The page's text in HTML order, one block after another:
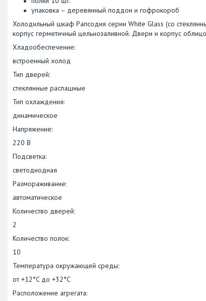
упаковка – деревянный поддон и гофрокороб
Холодильный шкаф Рапсодия серии White Glass (со
корпус герметичный цельнозаливной. Двери и корпус
Хладообеспечение:
встроенный холод
Тип дверей:
стеклянные распашные
Тип охлаждения:
динамическое
Напряжение:
220 В
Подсветка:
светодиодная
Размораживание:
автоматическое
Количество дверей:
2
Количество полок:
10
Температура окружающей среды:
от +12°C до +32°C
Расположение агрегата: